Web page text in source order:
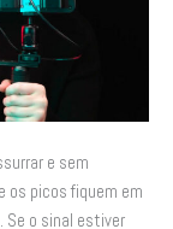
e sem
os picos fiquem em
Se o sinal estiver